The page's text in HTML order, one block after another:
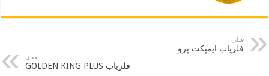
قبلی
فلزیاب ایمپکت پرو
بعدی
فلزیاب GOLDEN KING PLUS